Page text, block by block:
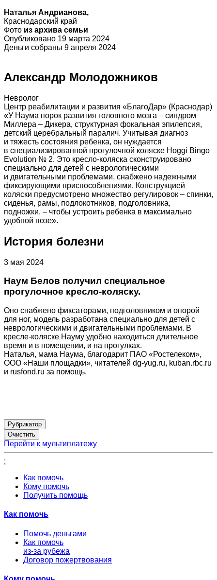
Наталья Андрианова,
Краснодарский край
Фото из архива семьи
Опубликовано 19 марта 2024
Деньги собраны 9 апреля 2024
Александр Молодожников
Невролог
Центр реабилитации и развития «БлагоДар» (Краснодар)
«У Наума порок развития головного мозга – синдром
Миллера – Дикера, структурная фокальная эпилепсия,
детский церебральный паралич. Учитывая диагноз
и тяжесть состояния ребенка, он нуждается
в специализированной прогулочной коляске Hoggi Bingo
Evolution № 2. Это кресло-коляска сконструировано
специально для детей с неврологическими
и двигательными проблемами, снабжено надежными
фиксирующими приспособлениями. Конструкцией
коляски предусмотрено множество регулировок – спинки,
сиденья, рамы, подлокотников, подголовника,
подножки, – чтобы устроить ребенка в максимально
удобной позе».
История болезни
3 мая 2024
Наум Белов получил специальное
прогулочное кресло-коляску.
Оно снабжено фиксаторами, подголовником и опорой
для ног, модель разработана специально для детей с
неврологическими и двигательными проблемами. В
кресле-коляске Науму удобно находиться длительное
время и в помещении, и на прогулках.
Наталья, мама Наума, благодарит ПАО «Ростелеком»,
ООО «Наши площадки», читателей dg-yug.ru, kuban.rbc.ru
и rusfond.ru за помощь.
Рубрикатор
Перейти к мультиплатежу
;
Как помочь
Кому помочь
Получить помощь
Как помочь
Помочь деньгами
Как помочь
из-за рубежа
Договор пожертвования